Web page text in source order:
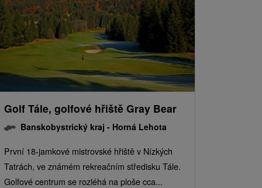
Golf Tále, golfové hřiště Gray Bear
Banskobystrický kraj - Horná Lehota
První 18-jamkové mistrovské hřiště v Nízkých
Tatrách, ve známém rekreačním středisku Tále.
Golfové centrum se rozléhá na ploše cca...